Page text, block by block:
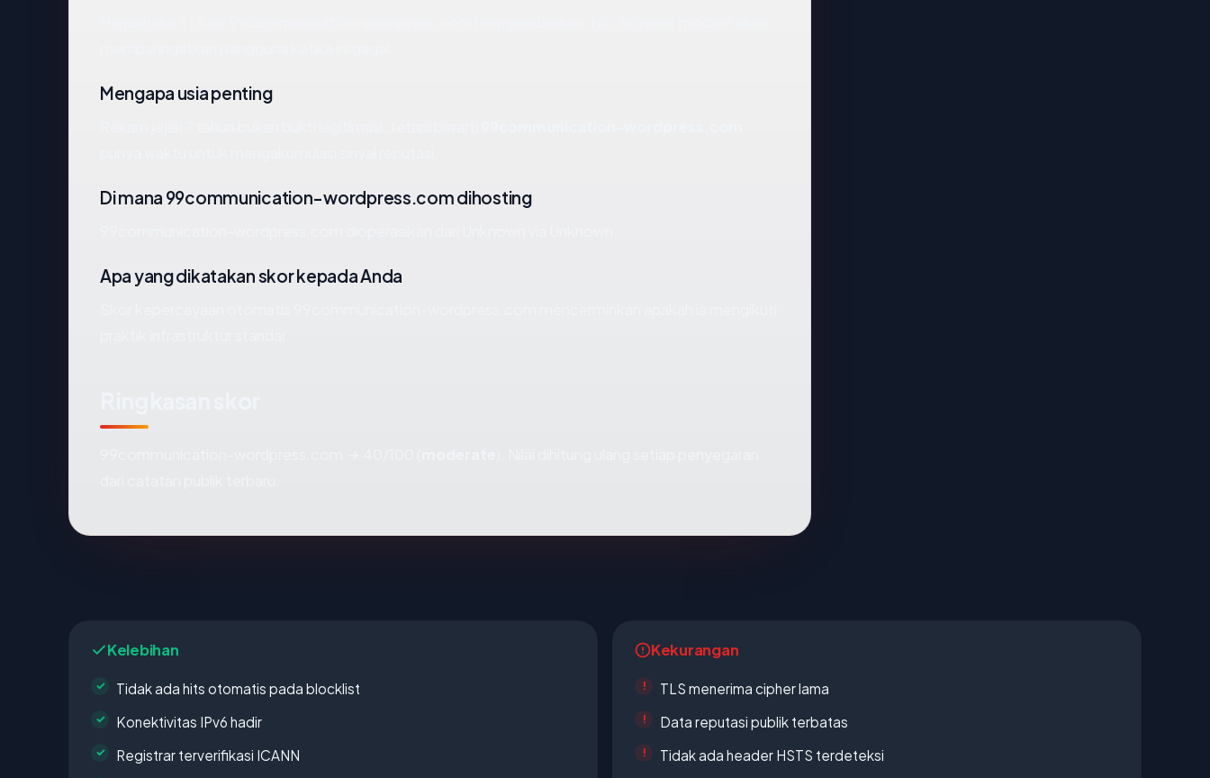
Mengapa usia penting
Di mana 99communication-wordpress.com dihosting
Apa yang dikatakan skor kepada Anda
Kelebihan
Tidak ada hits otomatis pada blocklist
Konektivitas IPv6 hadir
Registrar terverifikasi ICANN
Kekurangan
TLS menerima cipher lama
Data reputasi publik terbatas
Tidak ada header HSTS terdeteksi